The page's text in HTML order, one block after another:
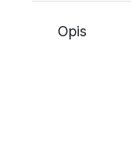
Opis